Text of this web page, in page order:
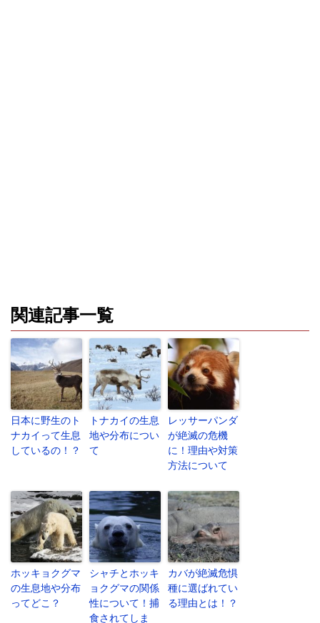
関連記事一覧
日本に野生のト
ナカイって生息
しているの！？
トナカイの生息
地や分布につい
て
レッサーパンダ
が絶滅の危機
に！理由や対策
方法について
ホッキョクグマ
の生息地や分布
ってどこ？
シャチとホッキ
ョクグマの関係
性について！捕
食されてしま
カバが絶滅危惧
種に選ばれてい
る理由とは！？